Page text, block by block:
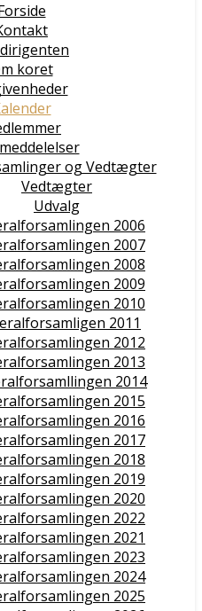
koret
meddelelser
og Vedtægter
Vedtægter
Udvalg
2006
2007
2008
2009
2010
2011
2012
2013
2014
2015
2016
2017
2018
2019
2020
2022
2021
2023
2024
2025